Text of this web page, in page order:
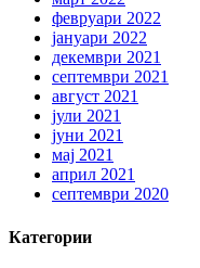
февруари 2022
јануари 2022
декември 2021
септември 2021
август 2021
јули 2021
јуни 2021
мај 2021
април 2021
септември 2020
Категории